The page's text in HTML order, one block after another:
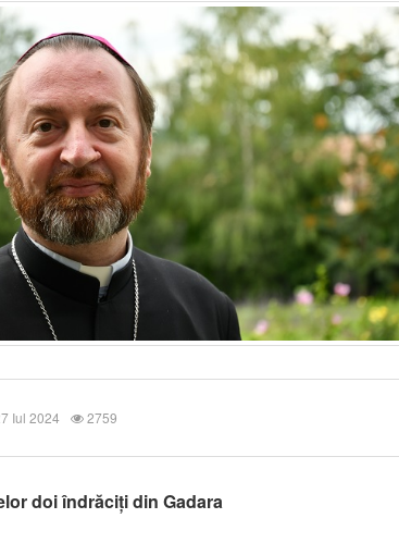
Iul 2024 2759
doi îndrăciți din Gadara